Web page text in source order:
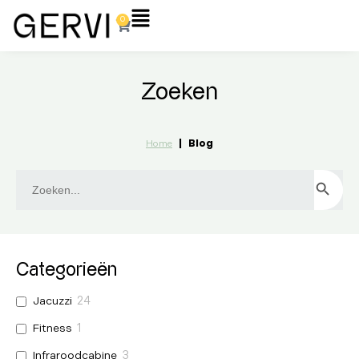
naar
0
Winkelwagen
Flyout
Zoeken
Home | Blog
naar:
Categorieën
Jacuzzi 24
Fitness 1
Infraroodcabine 3